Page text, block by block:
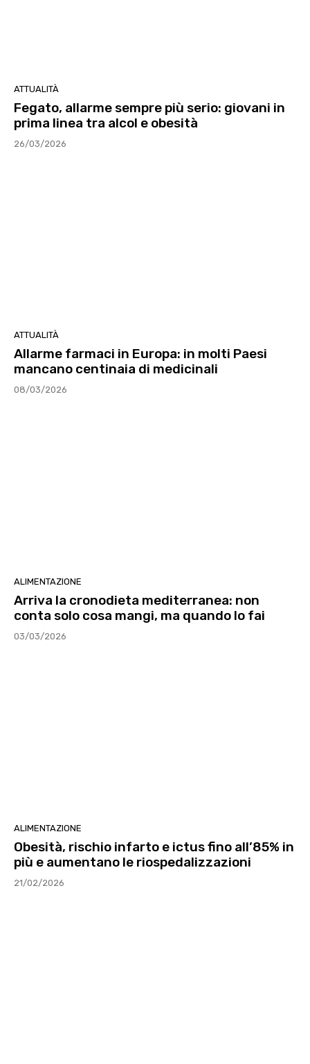
ATTUALITÀ
Fegato, allarme sempre più serio: giovani in
prima linea tra alcol e obesità
26/03/2026
ATTUALITÀ
Allarme farmaci in Europa: in molti Paesi
mancano centinaia di medicinali
08/03/2026
ALIMENTAZIONE
Arriva la cronodieta mediterranea: non
conta solo cosa mangi, ma quando lo fai
03/03/2026
ALIMENTAZIONE
Obesità, rischio infarto e ictus fino all’85% in
più e aumentano le riospedalizzazioni
21/02/2026